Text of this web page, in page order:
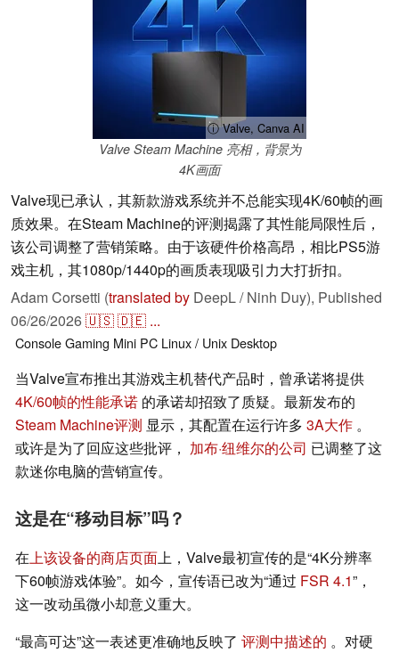
ⓘ Valve, Canva AI
Valve Steam Machine 亮相，背景为
4K画面
Valve现已承认，其新款游戏系统并不总能实现4K/60帧的画
质效果。在Steam Machine的评测揭露了其性能局限性后，
该公司调整了营销策略。由于该硬件价格高昂，相比PS5游
戏主机，其1080p/1440p的画质表现吸引力大打折扣。
Adam Corsetti (translated by DeepL / Ninh Duy), Published
06/26/2026🇺🇸🇩🇪 ...
ConsoleGaming Mini PC Linux / Unix Desktop
当Valve宣布推出其游戏主机替代产品时，曾承诺将提供
4K/60帧的性能承诺 的承诺却招致了质疑。最新发布的
Steam Machine评测 显示，其配置在运行许多 3A大作 。
或许是为了回应这些批评， 加布·纽维尔的公司 已调整了这
款迷你电脑的营销宣传。
这是在“移动目标”吗？
在上该设备的商店页面上，Valve最初宣传的是“4K分辨率
下60帧游戏体验”。如今，宣传语已改为“通过 FSR 4.1”，
这一改动虽微小却意义重大。
“最高可达”这一表述更准确地反映了 评测中描述的 。对硬